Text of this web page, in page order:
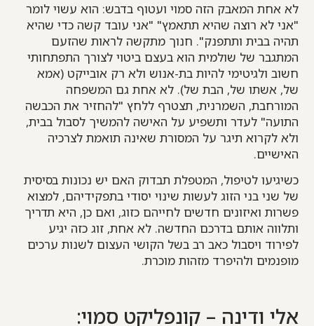
לא אחת המאבק הזה סמוי ועטוף בדבש: הוא עשוי לומר
"אני לא רוצה שהיא תתאמץ" "אני עובד קשה כדי שהיא
תהיה בבית ותתפנק". חנוך מתקשה לראות שהזעם
המתגבר של שולמית הוא בעצם ביטוי לצורך התפתחותי
חשוב ולגיטימי להיות בת-אנוש ולא רק אובייקט (אמא
של, אשתו של, הבת של). לא אחת גם המשפחה
המורחבת, השמרנית, תצטרף ללחץ "להחזיר את הכבשה
התועה" לעדר ותשפיע על האישה להמשיך לסבול בבית,
ולא לקרוא תיגר על המסורת שאינה תואמת לצרכיה
האישיים.
כשיגיעו לטיפול, המטפלת תבדוק האם יש נכונות בסיסית
של שני בני הזוג לעשות שינוי יסודי בתפקידיהם, למצוא
פשרות ואיזונים חדשים לחייהם כזוג, ואם כן, היא תדריך
ותלווה אותם בדרכם החדשה. לא אחת, זוג כזה יגיע
לפירוד ויסבול כאב רב בשל הקושי העצום לשנות ערכים
מופנמים ולהיפרד מזהות מוכרת.
אלי ודינה – קונפליקט סמוי: